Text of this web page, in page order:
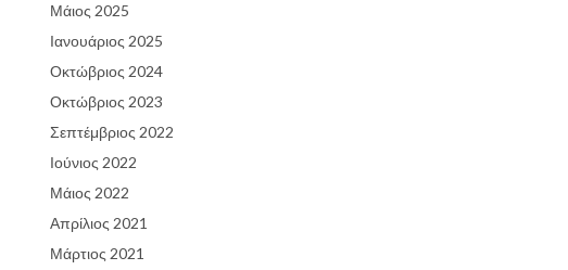
Μάιος 2025
Ιανουάριος 2025
Οκτώβριος 2024
Οκτώβριος 2023
Σεπτέμβριος 2022
Ιούνιος 2022
Μάιος 2022
Απρίλιος 2021
Μάρτιος 2021